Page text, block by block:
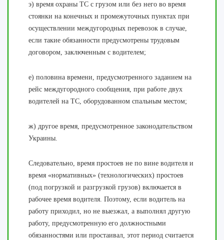
э) время охраны ТС с грузом или без него во время
стоянки на конечных и промежуточных пунктах при
осуществлении междугородных перевозок в случае,
если такие обязанности предусмотрены трудовым
договором, заключенным с водителем;
е) половина времени, предусмотренного заданием на
рейс междугородного сообщения, при работе двух
водителей на ТС, оборудованном спальным местом;
ж) другое время, предусмотренное законодательством
Украины.
Следовательно, время простоев не по вине водителя и
время «нормативных» (технологических) простоев
(под погрузкой и разгрузкой грузов) включается в
рабочее время водителя. Поэтому, если водитель на
работу приходил, но не выезжал, а выполнял другую
работу, предусмотренную его должностными
обязанностями или простаивал, этот период считается